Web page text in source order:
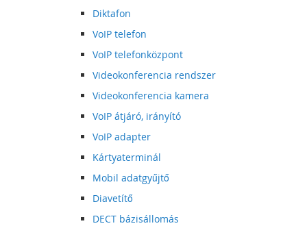
Diktafon
VoIP telefon
VoIP telefonközpont
Videokonferencia rendszer
Videokonferencia kamera
VoIP átjáró, irányító
VoIP adapter
Kártyaterminál
Mobil adatgyűjtő
Diavetítő
DECT bázisállomás